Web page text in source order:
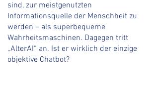
sind, zur meistgenutzten
Informationsquelle der Menschheit zu
werden – als superbequeme
Wahrheitsmaschinen. Dagegen tritt
„AlterAI“ an. Ist er wirklich der einzige
objektive Chatbot?